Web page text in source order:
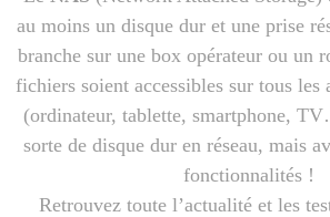
au moins un disque dur et une prise
branche sur une box opérateur ou un
fichiers soient accessibles sur tous les
(ordinateur, tablette, smartphone,
sorte de disque dur en réseau, mais
fonctionnalités !
Retrouvez toute l’actualité et les